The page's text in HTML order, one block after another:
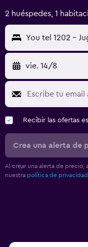
2 huéspedes, 1
You tel 1202 -
vie. 14/8
Recibir las ofertas
Crea una alerta de
Al crear una alerta de precio,
nuestra política de privacidad.